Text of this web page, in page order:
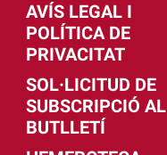
AVÍS LEGAL I
POLÍTICA DE
PRIVACITAT
SOL·LICITUD DE
SUBSCRIPCIÓ AL
BUTLLETÍ